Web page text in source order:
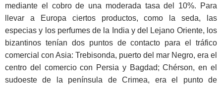
mediante el cobro de una moderada tasa del 10%. Para
llevar a Europa ciertos productos, como la seda, las
especias y los perfumes de la India y del Lejano Oriente, los
bizantinos tenían dos puntos de contacto para el tráfico
comercial con Asia: Trebisonda, puerto del mar Negro, era el
centro del comercio con Persia y Bagdad; Chérson, en el
sudoeste de la península de Crimea, era el punto de